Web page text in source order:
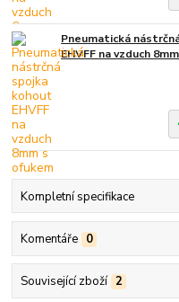
Pneumatická
EHVFF na vzduch
Kompletní specifikace
Komentáře 0
Související zboží 2